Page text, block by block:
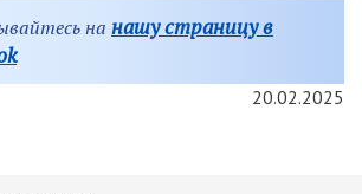
на нашу страницу в
20.02.2025